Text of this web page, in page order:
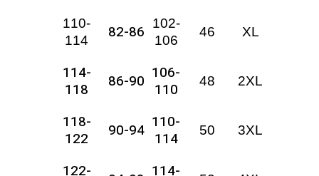
XL
46
102-
106
82-86
110-
114
2XL
48
106-
110
86-90
114-
118
3XL
50
110-
114
90-94
118-
122
114-
122-